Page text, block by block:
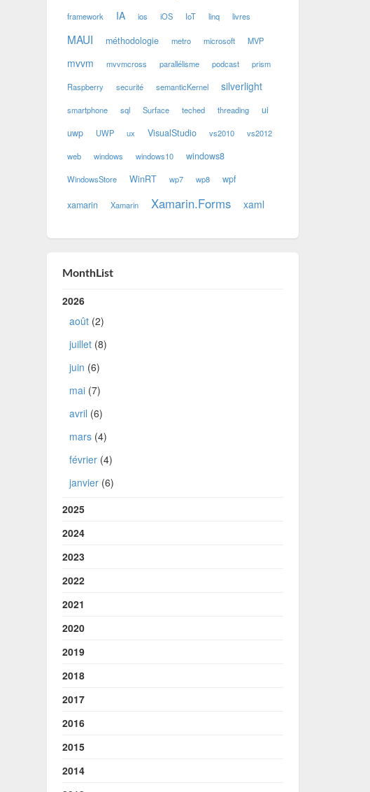
framework IA ios iOS IoT linq livres
MAUI méthodologie metro microsoft MVP
mvvm mvvmcross parallélisme podcast prism
Raspberry securité semanticKernel silverlight
smartphone sql Surface teched threading
ui
uwp
UWP ux VisualStudio vs2010 vs2012
web windows windows10 windows8
WindowsStore WinRT wp7 wp8 wpf
xamarin Xamarin Xamarin.Forms xaml
MonthList
2026
août(2)
juillet(8)
juin (6)
mai(7)
avril (6)
mars(4)
février(4)
janvier(6)
2025
2024
2023
2022
2021
2020
2019
2018
2017
2016
2015
2014